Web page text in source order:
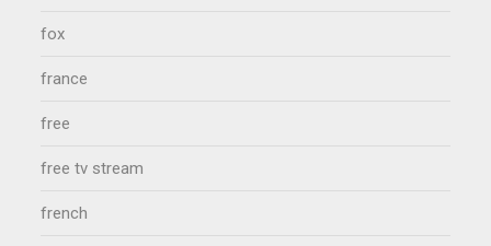
fox
france
free
free tv stream
french